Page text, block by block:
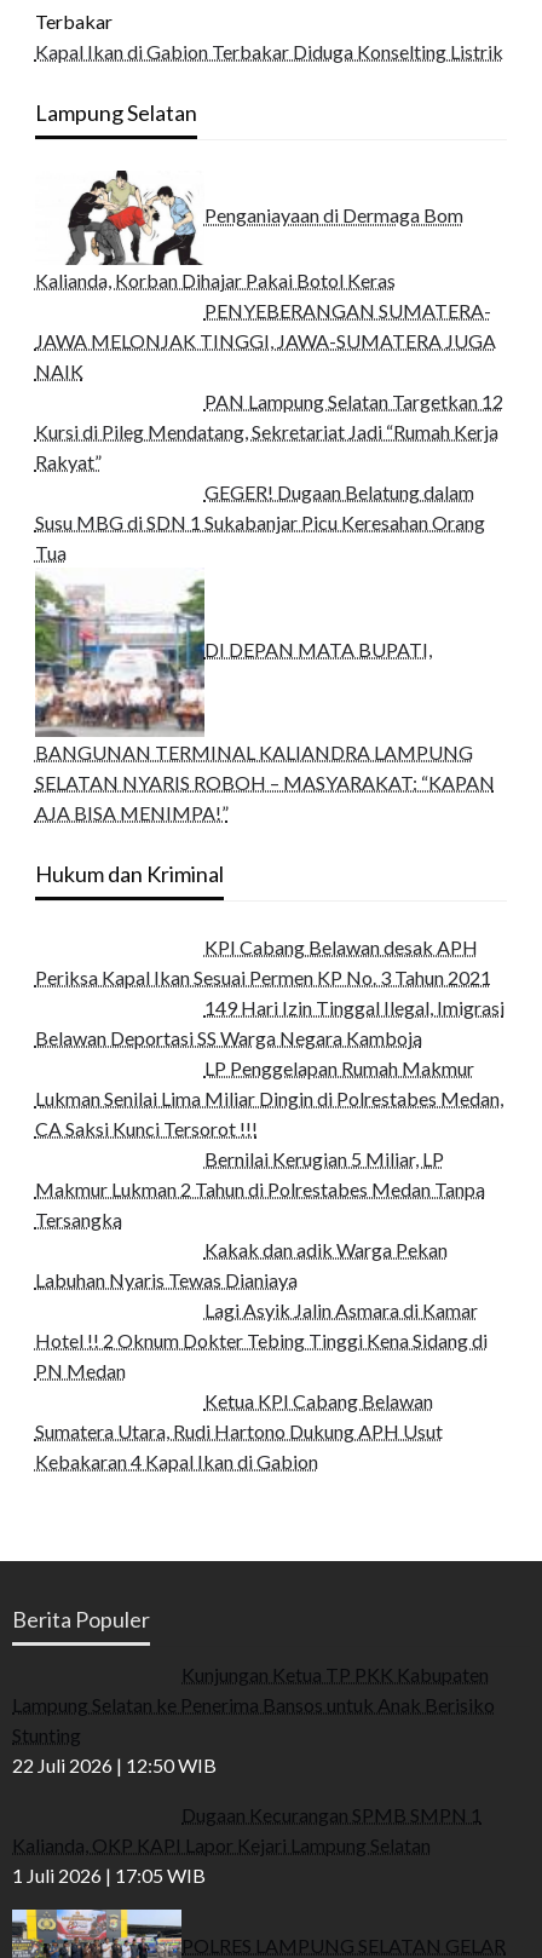
Kapal Ikan di Gabion Terbakar Diduga Konselting Listrik
Lampung Selatan
Penganiayaan di Dermaga Bom
Kalianda, Korban Dihajar Pakai Botol Keras
PENYEBERANGAN SUMATERA-
JAWA MELONJAK TINGGI, JAWA-SUMATERA JUGA
NAIK
PAN Lampung Selatan Targetkan 12
Kursi di Pileg Mendatang, Sekretariat Jadi “Rumah Kerja
Rakyat”
GEGER! Dugaan Belatung dalam
Susu MBG di SDN 1 Sukabanjar Picu Keresahan Orang
Tua
DI DEPAN MATA BUPATI,
BANGUNAN TERMINAL KALIANDRA LAMPUNG
SELATAN NYARIS ROBOH – MASYARAKAT: “KAPAN
AJA BISA MENIMPA!”
Hukum dan Kriminal
KPI Cabang Belawan desak APH
Periksa Kapal Ikan Sesuai Permen KP No. 3 Tahun 2021
149 Hari Izin Tinggal Ilegal, Imigrasi
Belawan Deportasi SS Warga Negara Kamboja
LP Penggelapan Rumah Makmur
Lukman Senilai Lima Miliar Dingin di Polrestabes Medan,
CA Saksi Kunci Tersorot !!!
Bernilai Kerugian 5 Miliar, LP
Makmur Lukman 2 Tahun di Polrestabes Medan Tanpa
Tersangka
Kakak dan adik Warga Pekan
Labuhan Nyaris Tewas Dianiaya
Lagi Asyik Jalin Asmara di Kamar
Hotel !! 2 Oknum Dokter Tebing Tinggi Kena Sidang di
PN Medan
Ketua KPI Cabang Belawan
Sumatera Utara, Rudi Hartono Dukung APH Usut
Kebakaran 4 Kapal Ikan di Gabion
Berita Populer
Kunjungan Ketua TP PKK Kabupaten
Lampung Selatan ke Penerima Bansos untuk Anak Berisiko
Stunting
22 Juli 2026 | 12:50 WIB
Dugaan Kecurangan SPMB SMPN 1
Kalianda, OKP KAPI Lapor Kejari Lampung Selatan
1 Juli 2026 | 17:05 WIB
POLRES LAMPUNG SELATAN GELAR